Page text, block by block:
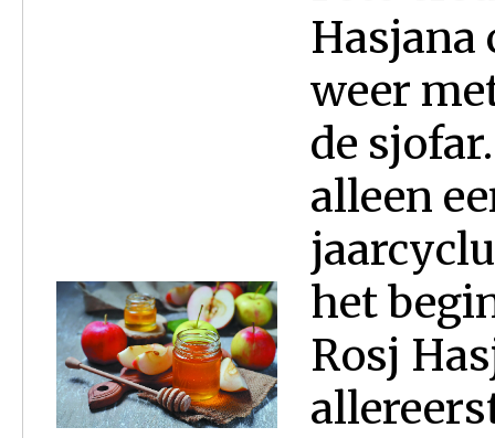
Hasjana
weer
de
alleen
het
Rosj